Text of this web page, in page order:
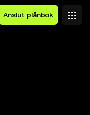
Anslut plånbok